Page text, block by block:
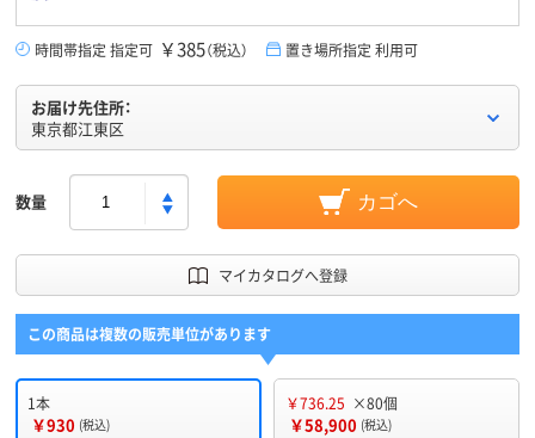
時間帯指定 指定可 ￥385（税込） 置き場所指定 利用可
お届け先住所：
東京都江東区
数量 カゴへ
マイカタログへ登録
この商品は複数の販売単位があります
1本
￥930 (税込)
￥736.25 ×80個
￥58,900 (税込)